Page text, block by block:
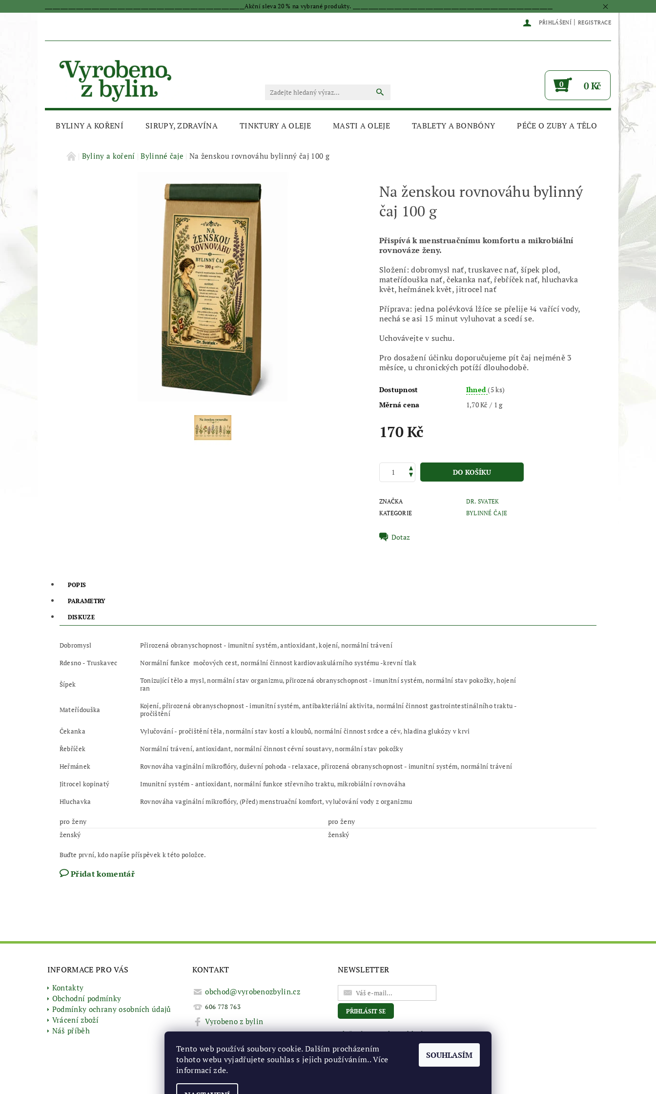
_____________________________________________________________________________Akční sleva 20 % na vybrané produkty. _____________________________________________________________________________
PŘIHLÁŠENÍ | REGISTRACE
0 0 Kč
BYLINY A KOŘENÍ SIRUPY, ZDRAVÍNA TINKTURY A OLEJE MASTI A OLEJE TABLETY A BONBÓNY PÉČE O ZUBY A TĚLO
AKČNÍ SLEVAByliny a koření Bylinné čaje Na ženskou rovnováhu bylinný čaj 100 g
Na ženskou rovnováhu bylinný
čaj 100 g
Přispívá k menstruačnímu komfortu a mikrobiální
rovnováze ženy.
Složení: dobromysl nať, truskavec nať, šípek plod,
mateřídouška nať, čekanka nať, řebříček nať, hluchavka
květ, heřmánek květ, jitrocel nať
Příprava: jedna polévková lžíce se přelije ¼ vařící vody,
nechá se asi 15 minut vyluhovat a scedí se.
Uchovávejte v suchu.
Pro dosažení účinku doporučujeme pít čaj nejméně 3
měsíce, u chronických potíží dlouhodobě.
Dostupnost Ihned(5 ks)
Měrná cena
1,70 Kč / 1 g
170 Kč
ZNAČKA
DR. SVATEK
KATEGORIE
BYLINNÉ ČAJE
Dotaz
POPIS
PARAMETRY
DISKUZE
Dobromysl Přirozená obranyschopnost - imunitní systém, antioxidant, kojení, normální trávení
Rdesno - Truskavec
Normální funkce močových cest, normální činnost kardiovaskulárního systému -krevní tlak
Šípek Tonizující tělo a mysl, normální stav organizmu, přirozená obranyschopnost - imunitní systém, normální stav pokožky, hojení
ran
Mateřídouška Kojení, přirozená obranyschopnost - imunitní systém, antibakteriální aktivita, normální činnost gastrointestinálního traktu -
pročištění
Čekanka
Vylučování - pročištění těla, normální stav kostí a kloubů, normální činnost srdce a cév, hladina glukózy v krvi
Řebříček
Normální trávení, antioxidant, normální činnost cévní soustavy, normální stav pokožky
Heřmánek
Rovnováha vaginální mikroflóry, duševní pohoda - relaxace, přirozená obranyschopnost - imunitní systém,normální trávení
Jitrocel kopinatý
Imunitní systém - antioxidant, normální funkce střevního traktu, mikrobiální rovnováha
Hluchavka
Rovnováha vaginální mikroflóry,(Před) menstruační komfort, vylučování vody z organizmu
pro ženy
pro ženy
ženský
ženský
Buďte první, kdo napíše příspěvek k této položce.
Přidat komentář
INFORMACE PRO VÁS
Kontakty
Obchodní podmínky
Podmínky ochrany osobních údajů
Vrácení zboží
Náš příběh
KONTAKT
obchod@vyrobenozbylin.cz
606 778 763
Vyrobeno z bylin
NEWSLETTER
Vložením e-mailu souhlasíte s
podmínkami ochrany osobních
údajů
Tento web používá soubory cookie. Dalším procházením
tohoto webu vyjadřujete souhlas s jejich používáním.. Více
informacízde.
SOUHLASÍM